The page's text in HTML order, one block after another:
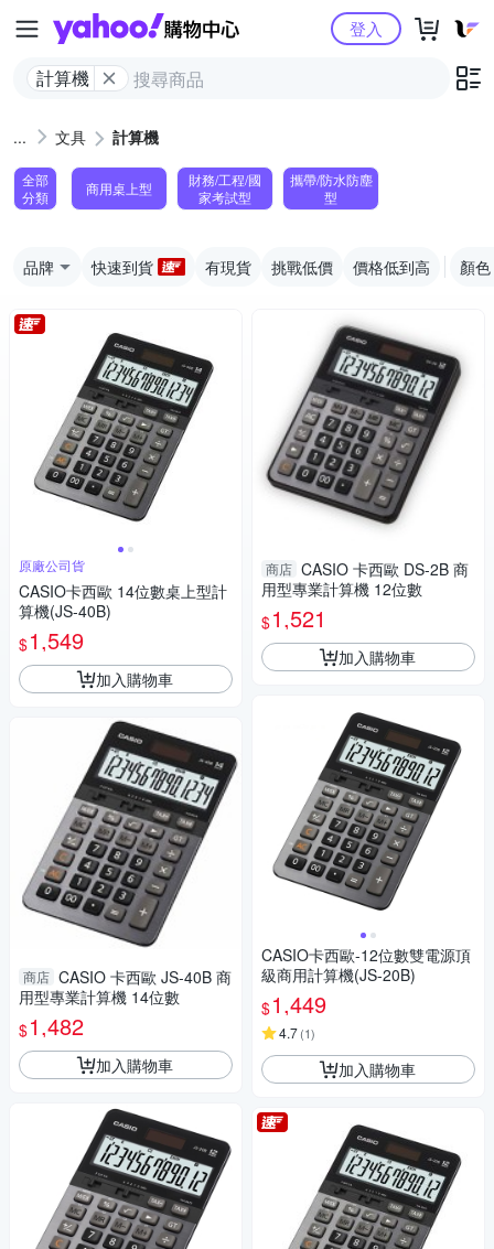
Yahoo購物中心
計算機
登入
文具 計算機
全部
分類
商用桌上型
財務/工程/國
家考試型
攜帶/防水防塵
型
品牌 快速到貨 有現貨 挑戰低價 價格低到高 顏色
原廠公司貨
CASIO卡西歐 14位數桌上型計
算機(JS-40B)
$1,549
加入購物車
商店 CASIO 卡西歐 JS-40B 商
用型專業計算機 14位數
$1,482
加入購物車
商店 CASIO 卡西歐 DS-2B 商
用型專業計算機 12位數
$1,521
加入購物車
CASIO卡西歐-12位數雙電源頂
級商用計算機(JS-20B)
$1,449
4.7(1)
加入購物車